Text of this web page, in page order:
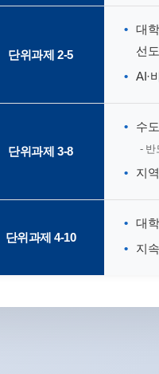
단위과제 2-5
대
선도
AI·
단위과제 3-8
수
반
지
단위과제 4-10
대
지